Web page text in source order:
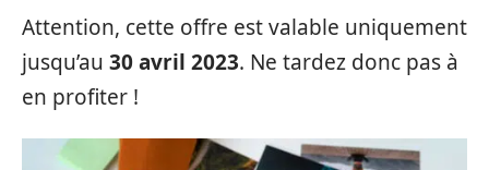
Attention, cette offre est valable uniquement
jusqu’au 30 avril 2023. Ne tardez donc pas à
en profiter !